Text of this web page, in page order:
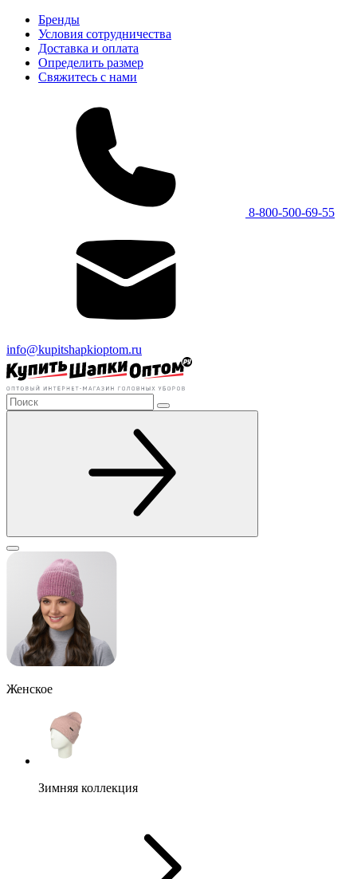
Бренды
Условия сотрудничества
Доставка и оплата
Определить размер
Свяжитесь с нами
8-800-500-69-55
info@kupitshapkioptom.ru
Женское
Зимняя коллекция